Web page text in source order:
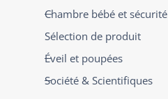
Chambre bébé et sécurité
Sélection de produit
Éveil et poupées
Société & Scientifiques